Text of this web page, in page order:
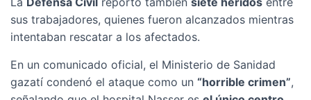
sus trabajadores, quienes fueron alcanzados mientras
intentaban rescatar a los afectados.
En un comunicado oficial, el Ministerio de Sanidad
gazatí condenó el ataque como un “horrible crimen”,